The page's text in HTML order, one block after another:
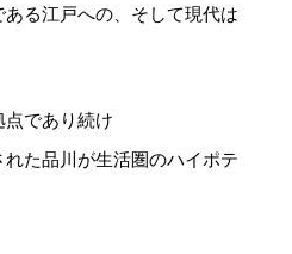
る江戸への、そして現代は
であり続け
た品川が生活圏のハイポテ